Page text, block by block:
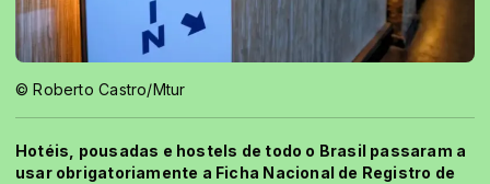
© Roberto Castro/Mtur
Hotéis, pousadas e hostels de todo o Brasil passaram a
usar obrigatoriamente a Ficha Nacional de Registro de